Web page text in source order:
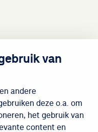
van
andere
deze o.a. om
het gebruik van
content en